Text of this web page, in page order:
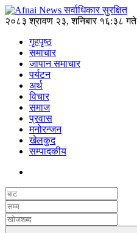
२०८३ श्रावण २३, शनिबार १६:३८ गते
गृहपृष्ठ
समाचार
जापान समाचार
पर्यटन
अर्थ
विचार
समाज
प्रवास
मनोरन्जन
खेलकुद
सम्पादकीय